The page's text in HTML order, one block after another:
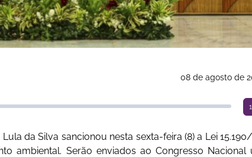
08 de agosto de
da Silva sancionou nesta sexta-feira (8) a Lei
ambiental. Serão enviados ao Congresso Nacional